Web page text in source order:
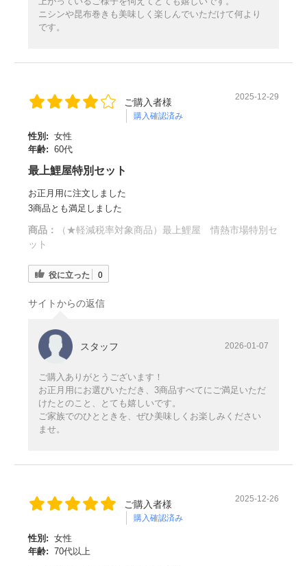
ニシンや昆布巻きも美味しく楽しんでいただけて何より
です。
ご購入者様
購入確認済み
2025-12-29
性別: 女性
年齢: 60代
最上鯉屋特別セット
お正月用に注文しました
3商品とも満足しました
商品：
（★軽減税率対象商品）最上鯉屋 情熱市場特別セ
ット
役に立った 0
サイトからの返信
スタッフ 2026-01-07
ご購入ありがとうございます！
お正月用にお選びいただき、3商品すべてにご満足いただ
けたとのこと、とても嬉しいです。
ご家族でのひとときを、ぜひ美味しくお楽しみください
ませ。
ご購入者様
購入確認済み
2025-12-26
性別: 女性
年齢: 70代以上